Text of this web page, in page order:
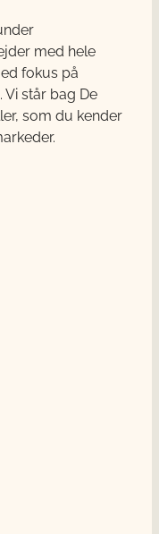
med hele
fokus på
står bag De
som du kender